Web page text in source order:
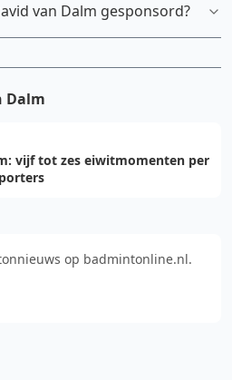
van Dalm gesponsord?
Dalm
vijf tot zes eiwitmomenten per
op badmintonline.nl.